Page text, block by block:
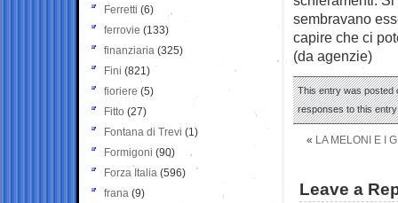
sembravano
capire che ci
(da agenzie)
This entry was posted
responses to this
« LA MELONI E I
Leave a
Ferretti (6)
ferrovie (133)
finanziaria (325)
Fini (821)
fioriere (5)
Fitto (27)
Fontana di Trevi (1)
Formigoni (90)
Forza Italia (596)
frana (9)